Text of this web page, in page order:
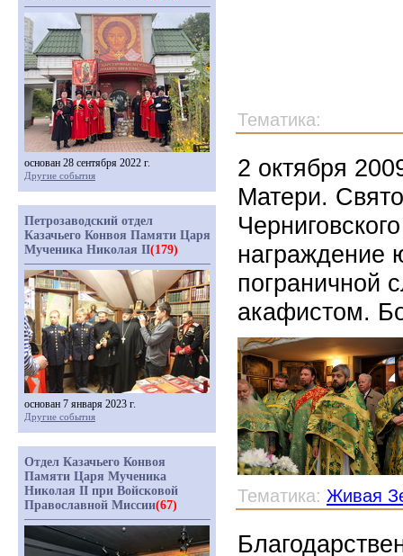
Тематика:
2 октября
Матери.
награждение
пограничной
акафистом.
Тематика: Живая
основан 28 сентября 2022 г.
Другие события
Петрозаводский отдел
Казачьего Конвоя Памяти Царя
Мученика Николая II(179)
основан 7 января 2023 г.
Другие события
Отдел Казачьего Конвоя
Памяти Царя Мученика
Николая II при Войсковой
Православной Миссии(67)